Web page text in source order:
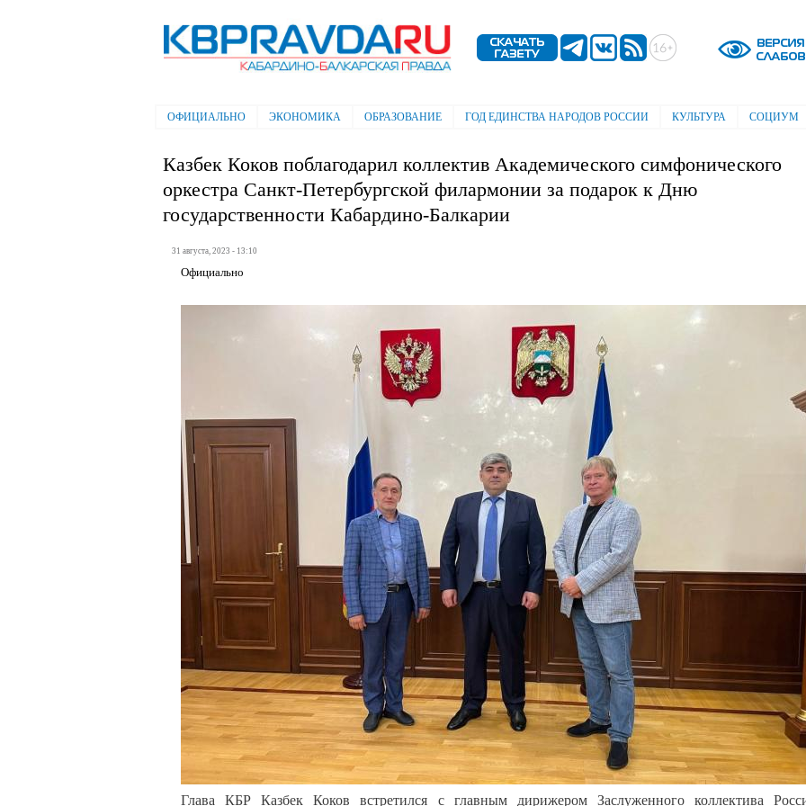
содержанию
Электронная газета "Кабардино-
Балкарская правда"
Главное меню
ОФИЦИАЛЬНО ЭКОНОМИКА ОБРАЗОВАНИЕ ГОД ЕДИНСТВА НАРОДОВ РОССИИ КУЛЬТУРА СОЦИУМ
Казбек Коков поблагодарил коллектив Академического симфонического
оркестра Санкт-Петербургской филармонии за подарок к Дню
государственности Кабардино-Балкарии
31 августа, 2023 - 13:10
Официально
Глава КБР Казбек Коков встретился с главным дирижером Заслуженного коллектива